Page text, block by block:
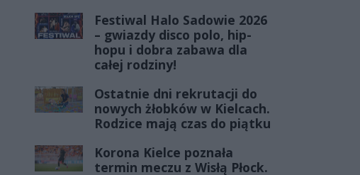
Festiwal Halo Sadowie 2026
– gwiazdy disco polo, hip-
hopu i dobra zabawa dla
całej rodziny!
Ostatnie dni rekrutacji do
nowych żłobków w Kielcach.
Rodzice mają czas do piątku
Korona Kielce poznała
termin meczu z Wisłą Płock.